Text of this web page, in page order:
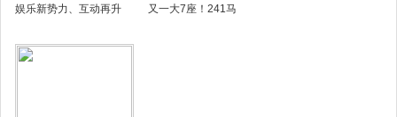
娱乐新势力、互动再升 又一大7座！241马